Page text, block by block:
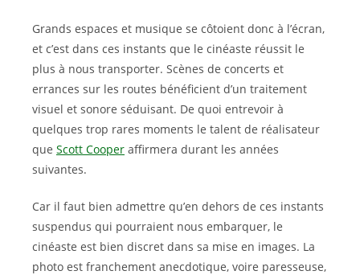
Grands espaces et musique se côtoient donc à l’écran,
et c’est dans ces instants que le cinéaste réussit le
plus à nous transporter. Scènes de concerts et
errances sur les routes bénéficient d’un traitement
visuel et sonore séduisant. De quoi entrevoir à
quelques trop rares moments le talent de réalisateur
que Scott Cooper affirmera durant les années
suivantes.
Car il faut bien admettre qu’en dehors de ces instants
suspendus qui pourraient nous embarquer, le
cinéaste est bien discret dans sa mise en images. La
photo est franchement anecdotique, voire paresseuse,